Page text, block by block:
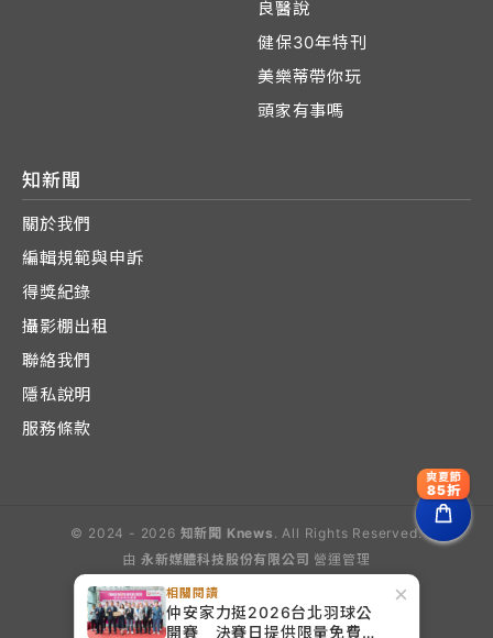
×
相關閱讀
仲安家力挺2026台北羽球公
開賽 決賽日提供限量免費益
良醫說
健保30年特刊
美樂蒂帶你玩
頭家有事嗎
知新聞
關於我們
編輯規範與申訴
得獎紀錄
攝影棚出租
聯絡我們
隱私說明
服務條款
© 2024 - 2026 知新聞 Knews . All Rights Reserved.
由 永新媒體科技股份有限公司 營運管理
爽夏節
85折